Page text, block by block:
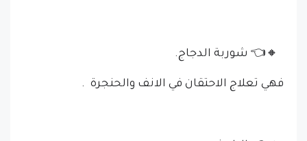
🔸👈 شوربة الدجاج.
فهي تعلاج الاحتقان في الانف والحنجرة .